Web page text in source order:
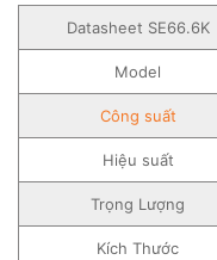
Datasheet SE66.6K
Model
Công suất
Hiệu suất
Trọng Lượng
Kích Thước